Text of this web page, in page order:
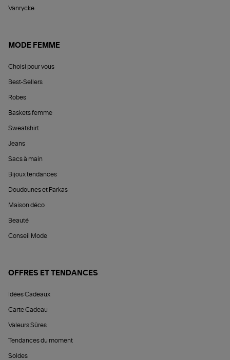
Vanrycke
MODE FEMME
Choisi pour vous
Best-Sellers
Robes
Baskets femme
Sweatshirt
Jeans
Sacs à main
Bijoux tendances
Doudounes et Parkas
Maison déco
Beauté
Conseil Mode
OFFRES ET TENDANCES
Idées Cadeaux
Carte Cadeau
Valeurs Sûres
Tendances du moment
Soldes